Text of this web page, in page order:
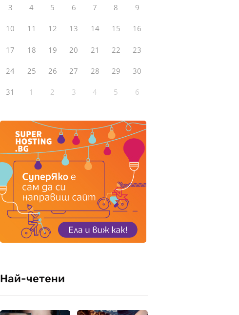
3 4 5 6 7 8 9
10 11 12 13 14 15 16
17 18 19 20 21 22 23
24 25 26 27 28 29 30
31 1 2 3 4 5 6
Най-четени